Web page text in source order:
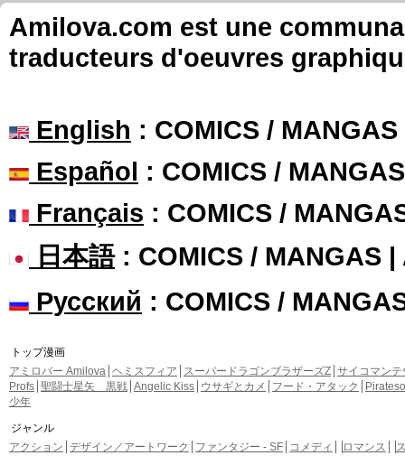
Amilova.com est une
traducteurs d'oeuvres
English : COMICS /
Español : COMICS /
Français : COMICS /
日本語: COMICS / MANGAS |
Русский : COMICS /
トップ漫画
アミロバー Amilova ヘミスフィア スーパードラゴンブラザーズZ サイコマンテ
Profs 聖闘士星矢 黒戦 Angelic Kiss ウサギとカメ フード・アタック
少年
ジャンル
アクション デザイン／アートワーク ファンタジー - SF コメディ ロマンス